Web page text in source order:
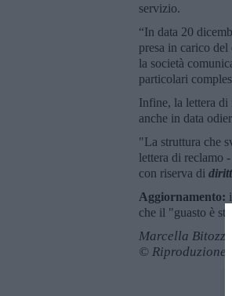
servizio.
“In data 20
presa in carico
la società
particolari
Infine, la lettera di
anche in data
"La struttura che
lettera di reclamo
con riserva di
Aggiornamento:
che il "guasto è
Marcella Bitozzi
© Riproduzione